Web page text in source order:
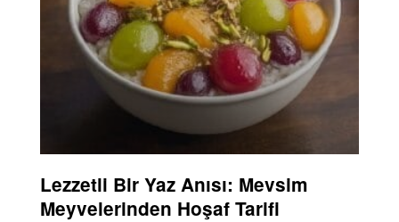
Lezzetli Bir Yaz Anısı: Mevsim
Meyvelerinden Hoşaf Tarifi